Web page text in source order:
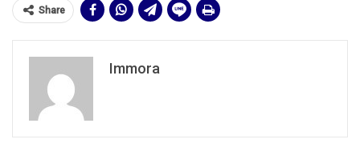
Share
Immora